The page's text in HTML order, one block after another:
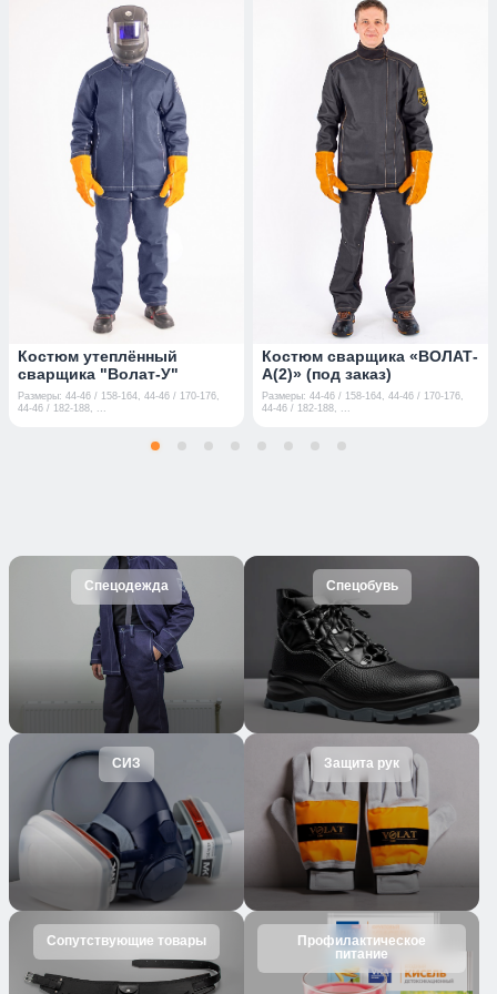
Костюм утеплённый
сварщика "Волат-У"
Размеры: 44-46 / 158-164, 44-46 / 170-176,
44-46 / 182-188, ...
Костюм сварщика «ВОЛАТ-
А(2)» (под заказ)
Размеры: 44-46 / 158-164, 44-46 / 170-176,
44-46 / 182-188, ...
Спецодежда Спецобувь
СИЗ Защита рук
Сопутствующие товары
Профилактическое
питание